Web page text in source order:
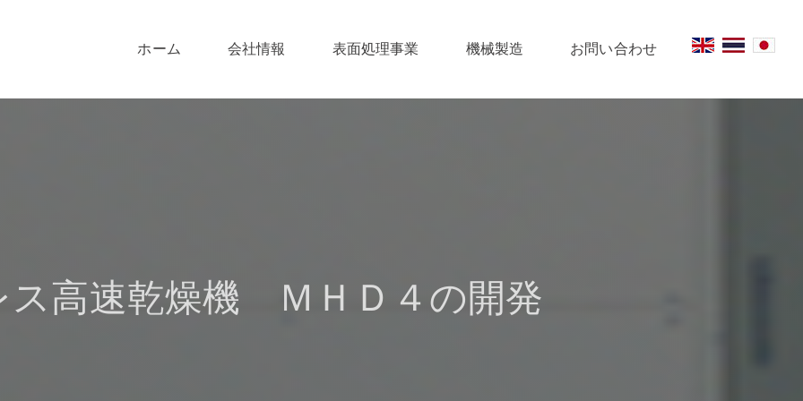
ホーム 会社情報 表面処理事業 機械製造 お問い合わせ
ス高速乾燥機 ＭＨＤ４の開発